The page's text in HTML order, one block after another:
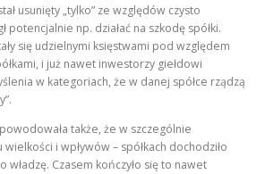
usunięty „tylko” ze względów czysto
potencjalnie np. działać na szkodę spółki.
się udzielnymi księstwami pod względem
i już nawet inwestorzy giełdowi
w kategoriach, że w danej spółce rządzą
także, że w szczególnie
i wpływów – spółkach dochodziło
Czasem kończyło się to nawet